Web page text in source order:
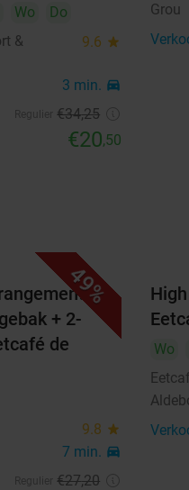
Wo
Do
&
9.6 star
3 min. directions_car
€34,25
€20,50
Grou
49%
+ 2-
de
9.8 star
7 min. directions_car
€27,20
Wo